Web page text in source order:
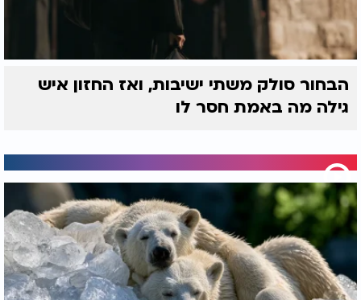
הבחור סולק משתי ישיבות, ואז החזון איש
גילה מה באמת חסר לו